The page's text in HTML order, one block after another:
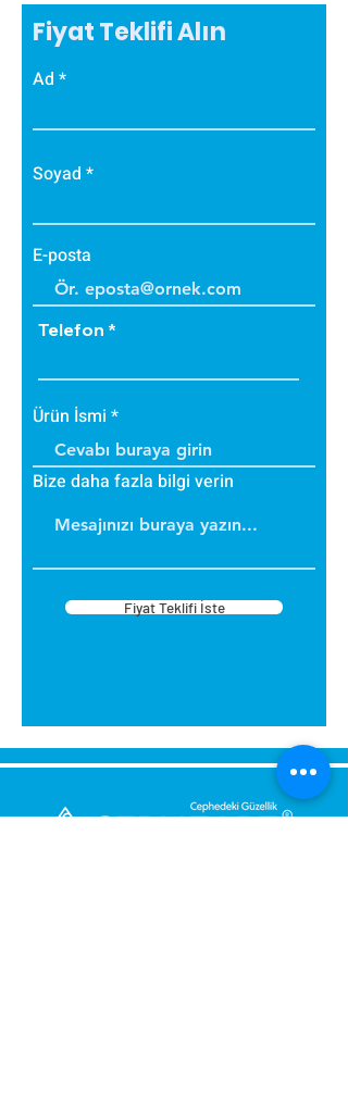
Dış koşullara son derece
dayanıklıdır.
Güneş ışınlarından etkilenmez.
Fiyat Teklifi Alın
Ad
Soyad
E-posta
Telefon
Ürün İsmi
Bize daha fazla bilgi verin
Fiyat Teklifi İste